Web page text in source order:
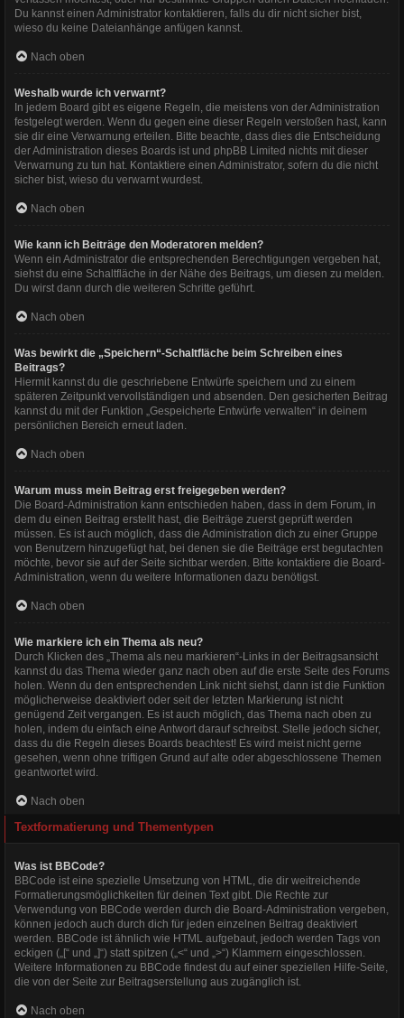
Du kannst einen Administrator kontaktieren, falls du dir nicht sicher bist,
wieso du keine Dateianhänge anfügen kannst.
Nach oben
Weshalb wurde ich verwarnt?
In jedem Board gibt es eigene Regeln, die meistens von der Administration
festgelegt werden. Wenn du gegen eine dieser Regeln verstoßen hast, kann
sie dir eine Verwarnung erteilen. Bitte beachte, dass dies die Entscheidung
der Administration dieses Boards ist und phpBB Limited nichts mit dieser
Verwarnung zu tun hat. Kontaktiere einen Administrator, sofern du die nicht
sicher bist, wieso du verwarnt wurdest.
Nach oben
Wie kann ich Beiträge den Moderatoren melden?
Wenn ein Administrator die entsprechenden Berechtigungen vergeben hat,
siehst du eine Schaltfläche in der Nähe des Beitrags, um diesen zu melden.
Du wirst dann durch die weiteren Schritte geführt.
Nach oben
Was bewirkt die „Speichern“-Schaltfläche beim Schreiben eines
Beitrags?
Hiermit kannst du die geschriebene Entwürfe speichern und zu einem
späteren Zeitpunkt vervollständigen und absenden. Den gesicherten Beitrag
kannst du mit der Funktion „Gespeicherte Entwürfe verwalten“ in deinem
persönlichen Bereich erneut laden.
Nach oben
Warum muss mein Beitrag erst freigegeben werden?
Die Board-Administration kann entschieden haben, dass in dem Forum, in
dem du einen Beitrag erstellt hast, die Beiträge zuerst geprüft werden
müssen. Es ist auch möglich, dass die Administration dich zu einer Gruppe
von Benutzern hinzugefügt hat, bei denen sie die Beiträge erst begutachten
möchte, bevor sie auf der Seite sichtbar werden. Bitte kontaktiere die Board-
Administration, wenn du weitere Informationen dazu benötigst.
Nach oben
Wie markiere ich ein Thema als neu?
Durch Klicken des „Thema als neu markieren“-Links in der Beitragsansicht
kannst du das Thema wieder ganz nach oben auf die erste Seite des Forums
holen. Wenn du den entsprechenden Link nicht siehst, dann ist die Funktion
möglicherweise deaktiviert oder seit der letzten Markierung ist nicht
genügend Zeit vergangen. Es ist auch möglich, das Thema nach oben zu
holen, indem du einfach eine Antwort darauf schreibst. Stelle jedoch sicher,
dass du die Regeln dieses Boards beachtest! Es wird meist nicht gerne
gesehen, wenn ohne triftigen Grund auf alte oder abgeschlossene Themen
geantwortet wird.
Nach oben
Textformatierung und Thementypen
Was ist BBCode?
BBCode ist eine spezielle Umsetzung von HTML, die dir weitreichende
Formatierungsmöglichkeiten für deinen Text gibt. Die Rechte zur
Verwendung von BBCode werden durch die Board-Administration vergeben,
können jedoch auch durch dich für jeden einzelnen Beitrag deaktiviert
werden. BBCode ist ähnlich wie HTML aufgebaut, jedoch werden Tags von
eckigen („[“ und „]“) statt spitzen („<“ und „>“) Klammern eingeschlossen.
Weitere Informationen zu BBCode findest du auf einer speziellen Hilfe-Seite,
die von der Seite zur Beitragserstellung aus zugänglich ist.
Nach oben